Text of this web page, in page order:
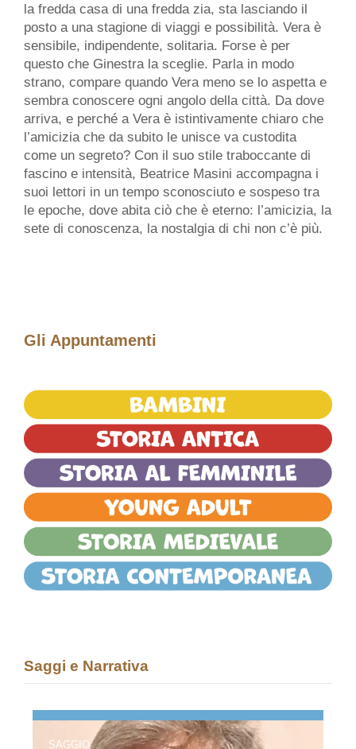
la fredda casa di una fredda zia, sta lasciando il
posto a una stagione di viaggi e possibilità. Vera è
sensibile, indipendente, solitaria. Forse è per
questo che Ginestra la sceglie. Parla in modo
strano, compare quando Vera meno se lo aspetta e
sembra conoscere ogni angolo della città. Da dove
arriva, e perché a Vera è istintivamente chiaro che
l’amicizia che da subito le unisce va custodita
come un segreto? Con il suo stile traboccante di
fascino e intensità, Beatrice Masini accompagna i
suoi lettori in un tempo sconosciuto e sospeso tra
le epoche, dove abita ciò che è eterno: l’amicizia, la
sete di conoscenza, la nostalgia di chi non c’è più.
Gli Appuntamenti
Saggi e Narrativa
SAGGIO